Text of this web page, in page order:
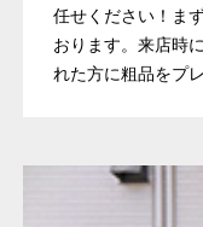
任せください！ま
おります。来店時
れた方に粗品をプ